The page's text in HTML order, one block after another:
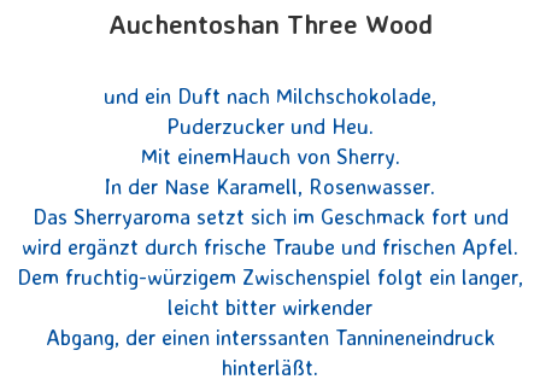
Auchentoshan Three Wood
und ein Duft nach Milchschokolade,
Puderzucker und Heu.
Mit einemHauch von Sherry.
In der Nase Karamell, Rosenwasser.
Das Sherryaroma setzt sich im Geschmack fort und
wird ergänzt durch frische Traube und frischen Apfel.
Dem fruchtig-würzigem Zwischenspiel folgt ein langer,
leicht bitter wirkender
Abgang, der einen interssanten Tannineneindruck
hinterläßt.